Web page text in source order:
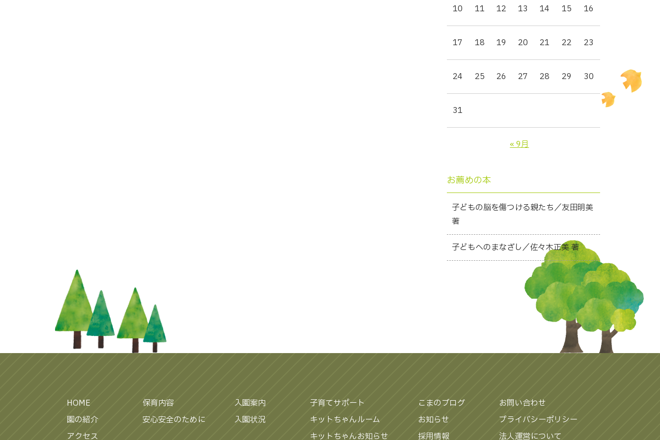
10 11 12 13 14 15 16
17 18 19 20 21 22 23
24 25 26 27 28 29 30
31
« 9月
お薦めの本
子どもの脳を傷つける親たち／友田明美
著
子どもへのまなざし／佐々木正美 著
HOME
園の紹介
アクセス
保育内容
安心安全のために
入園案内
入園状況
子育てサポート
キットちゃんルーム
キットちゃんお知らせ
こまのブログ
お知らせ
採用情報
お問い合わせ
プライバシーポリシー
法人運営について